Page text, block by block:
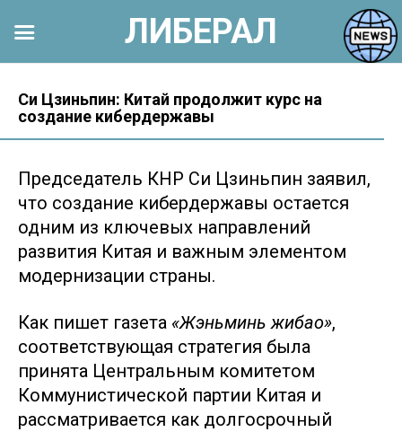
контенту
Си Цзиньпин: Китай продолжит курс на
создание кибердержавы
Председатель КНР Си Цзиньпин заявил,
что создание кибердержавы остается
одним из ключевых направлений
развития Китая и важным элементом
модернизации страны.
Как пишет газета «Жэньминь жибао»,
соответствующая стратегия была
принята Центральным комитетом
Коммунистической партии Китая и
рассматривается как долгосрочный
ЛИБЕРАЛ